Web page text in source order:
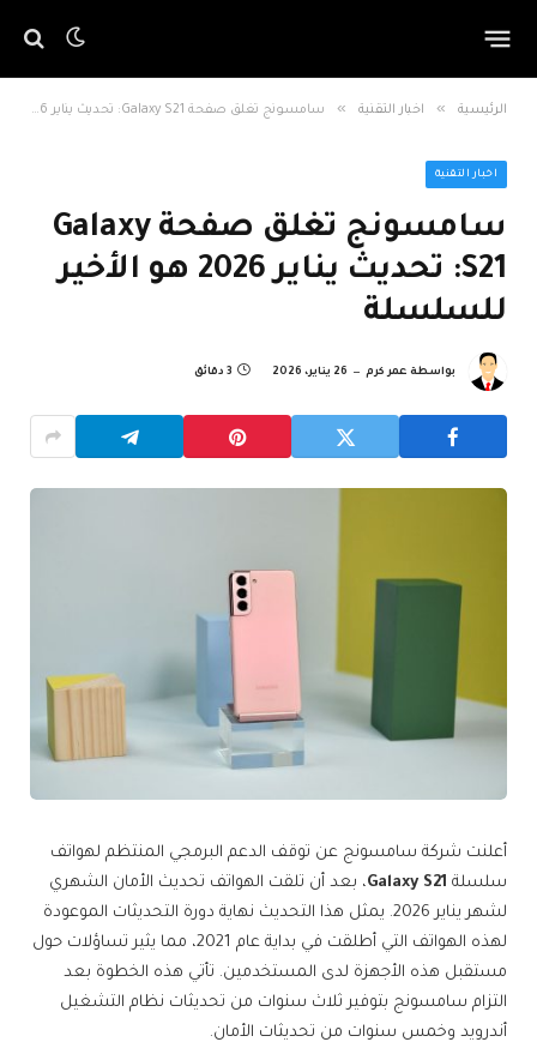
الرئيسية » اخبار التقنية » سامسونج تغلق صفحة Galaxy S21: تحديث يناير 2026 هو الأخير للسلسلة
اخبار التقنية
سامسونج تغلق صفحة Galaxy
S21: تحديث يناير 2026 هو الأخير
للسلسلة
بواسطة عمر كرم 26 يناير، 2026 3 دقائق
أعلنت شركة سامسونج عن توقف الدعم البرمجي المنتظم لهواتف
سلسلة Galaxy S21، بعد أن تلقت الهواتف تحديث الأمان الشهري
لشهر يناير 2026. يمثل هذا التحديث نهاية دورة التحديثات الموعودة
لهذه الهواتف التي أطلقت في بداية عام 2021، مما يثير تساؤلات حول
مستقبل هذه الأجهزة لدى المستخدمين. تأتي هذه الخطوة بعد
التزام سامسونج بتوفير ثلاث سنوات من تحديثات نظام التشغيل
أندرويد وخمس سنوات من تحديثات الأمان.